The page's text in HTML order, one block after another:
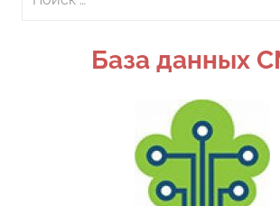
База данных